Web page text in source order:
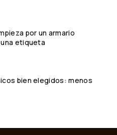
por un armario
etiqueta
bien elegidos: menos